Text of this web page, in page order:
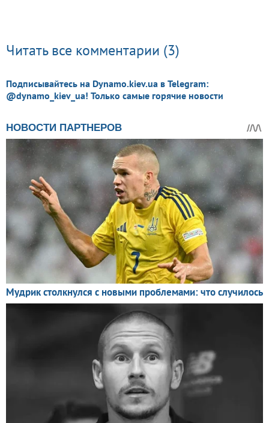
Читать все комментарии (3)
Подписывайтесь на Dynamo.kiev.ua в Telegram:
@dynamo_kiev_ua! Только самые горячие новости